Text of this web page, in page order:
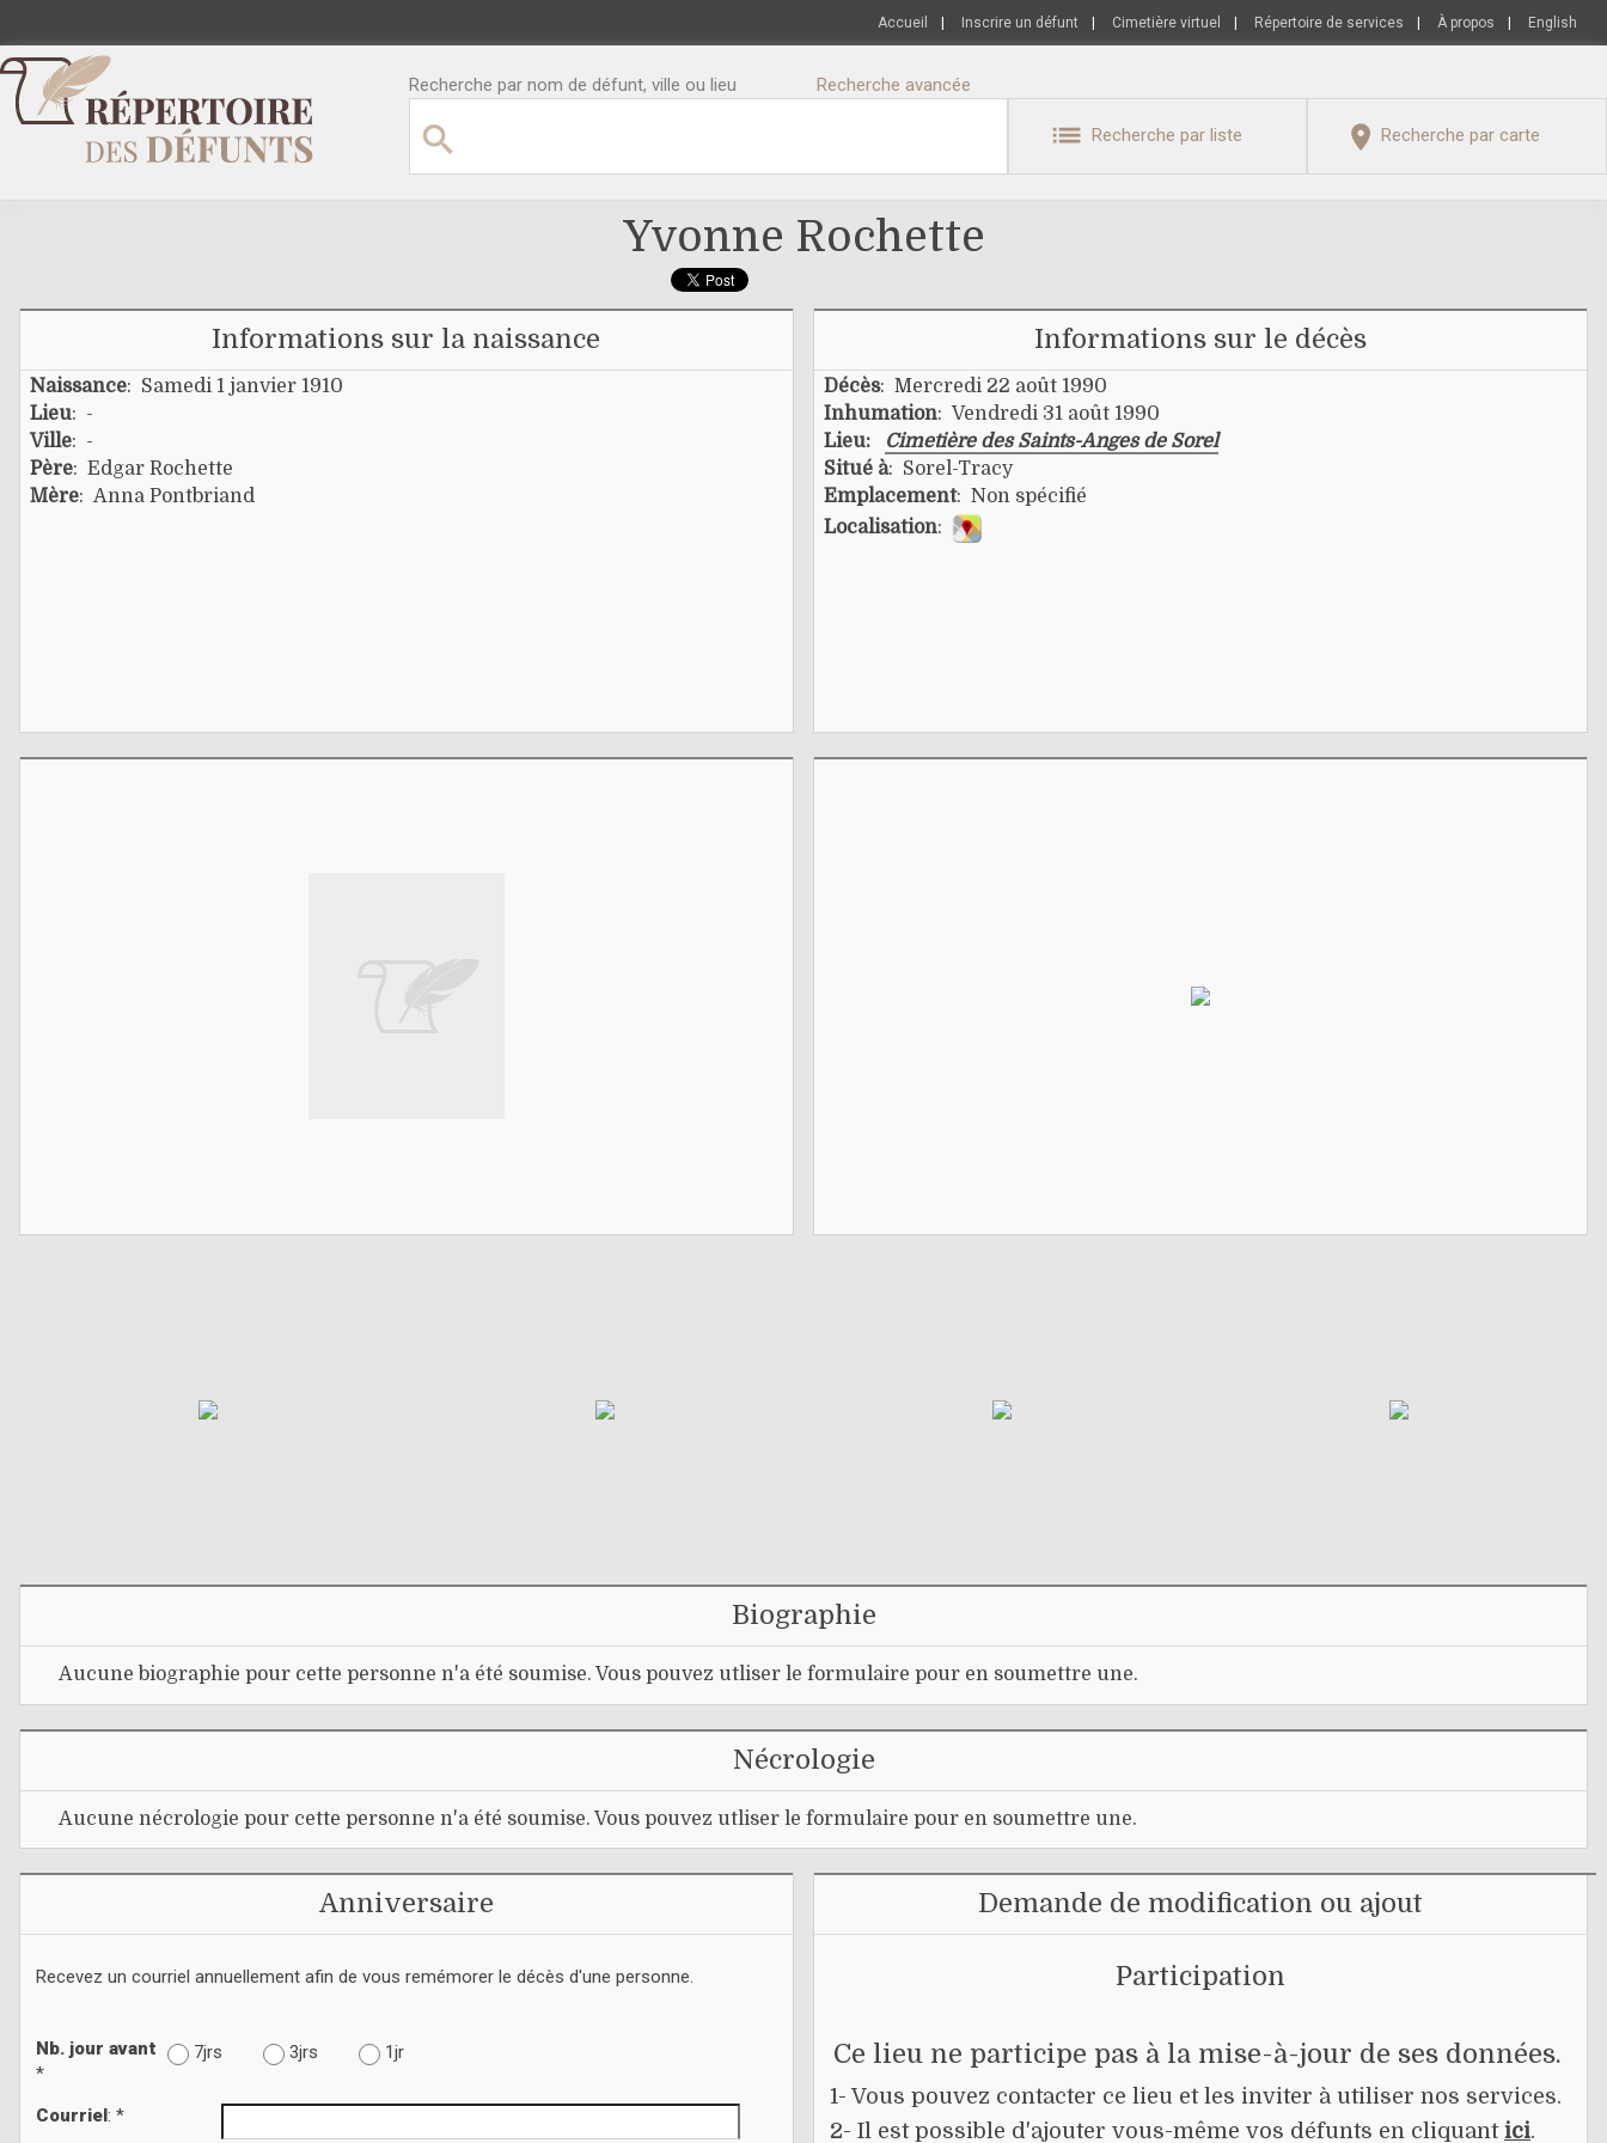
Accueil Inscrire un défunt Cimetière virtuel Répertoire de services À propos English
Recherche par nom de défunt, ville ou lieu Recherche avancée
Recherche par liste Recherche par carte
Yvonne Rochette
Informations sur la naissance
Naissance: Samedi 1 janvier 1910
Lieu: -
Ville: -
Père: Edgar Rochette
Mère: Anna Pontbriand
Informations sur le décès
Décès: Mercredi 22 août 1990
Inhumation: Vendredi 31 août 1990
Lieu:
Cimetière des Saints-Anges de Sorel
Situé à: Sorel-Tracy
Emplacement: Non spécifié
Localisation:
Biographie
Aucune biographie pour cette personne n'a été soumise. Vous pouvez utliser le formulaire pour en soumettre une.
Nécrologie
Aucune nécrologie pour cette personne n'a été soumise. Vous pouvez utliser le formulaire pour en soumettre une.
Anniversaire
Recevez un courriel annuellement afin de vous remémorer le décès d'une personne.
Nb. jour avant
*
7jrs 3jrs 1jr
Courriel: *
Demande de modification ou ajout
Participation
Ce lieu ne participe pas à la mise-à-jour de ses données.
1- Vous pouvez contacter ce lieu et les inviter à utiliser nos services.
2- Il est possible d'ajouter vous-même vos défunts en cliquant ici.